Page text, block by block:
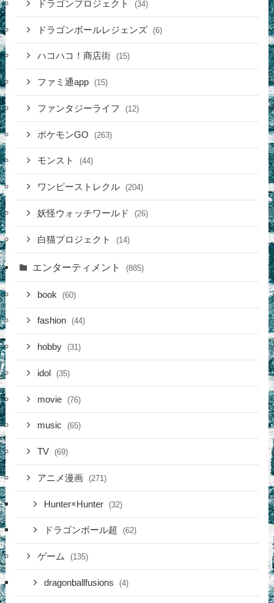
ドラゴンプロジェクト (34)
ドラゴンボールレジェンズ (6)
ハコハコ！商店街 (15)
ファミ通app (15)
ファンタジーライフ (12)
ポケモンGO (263)
モンスト (44)
ワンピーストレクル (204)
妖怪ウォッチワールド (26)
白猫プロジェクト (14)
エンターティメント (885)
book (60)
fashion (44)
hobby (31)
idol (35)
movie (76)
music (65)
TV (69)
アニメ漫画 (271)
Hunter×Hunter (32)
ドラゴンボール超 (62)
ゲーム (135)
dragonballfusions (4)